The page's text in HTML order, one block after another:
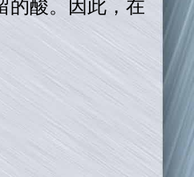
的酸。因此，在